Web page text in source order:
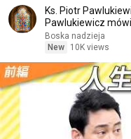
Ks. Piotr Pawlukiewicz | Prosiłaś Boga setki razy i
Pawlukiewicz
Boska nadzieja
New
10K views